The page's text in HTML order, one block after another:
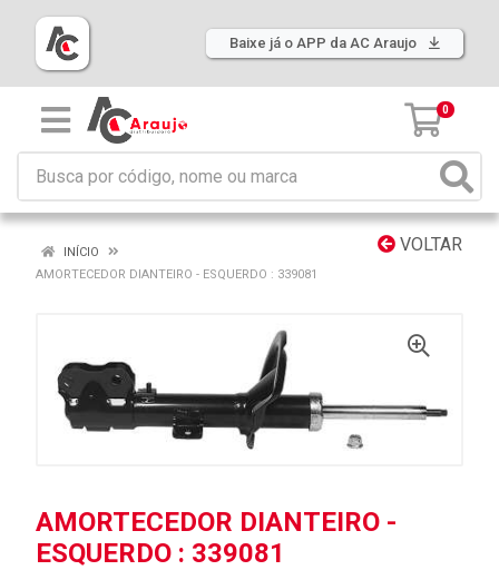
Baixe já o APP da AC Araujo
0
VOLTAR
INÍCIO
AMORTECEDOR DIANTEIRO - ESQUERDO : 339081
AMORTECEDOR DIANTEIRO -
ESQUERDO : 339081